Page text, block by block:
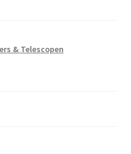
& Telescopen